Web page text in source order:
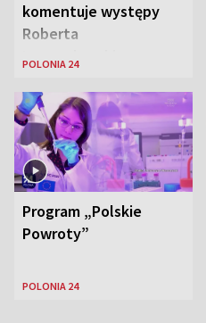
komentuje występy
Roberta
Lewandowskiego w
Zjednoczonych
POLONIA 24
Program „Polskie
Powroty”
POLONIA 24